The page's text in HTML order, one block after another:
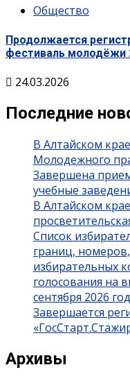
Общество
Продолжается
фестиваль молодёжи
24.03.2026
Последние
В Алтайском
Молодежного
Завершена
учебные
В Алтайском
Список
границ,
избирательных
голосования на
сентября 2026
Завершается
Архивы